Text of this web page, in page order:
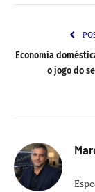
Economia
o jogo do